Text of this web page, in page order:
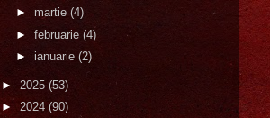
► martie (4)
► februarie (4)
► ianuarie (2)
► 2025 (53)
► 2024 (90)